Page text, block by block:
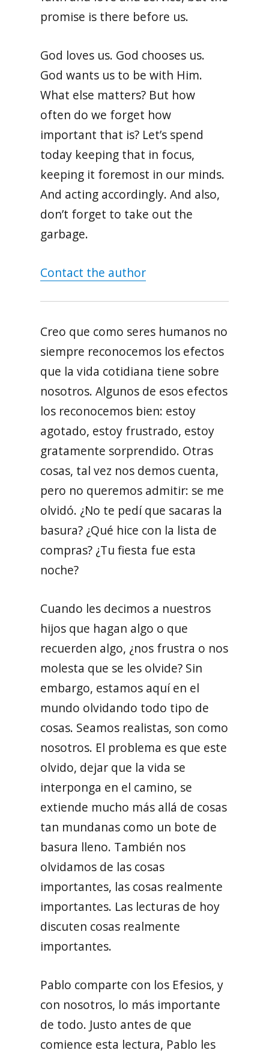
promise is there before us.
God loves us. God chooses us.
God wants us to be with Him.
What else matters? But how
often do we forget how
important that is? Let’s spend
today keeping that in focus,
keeping it foremost in our minds.
And acting accordingly. And also,
don’t forget to take out the
garbage.
Contact the author
Creo que como seres humanos no
siempre reconocemos los efectos
que la vida cotidiana tiene sobre
nosotros. Algunos de esos efectos
los reconocemos bien: estoy
agotado, estoy frustrado, estoy
gratamente sorprendido. Otras
cosas, tal vez nos demos cuenta,
pero no queremos admitir: se me
olvidó. ¿No te pedí que sacaras la
basura? ¿Qué hice con la lista de
compras? ¿Tu fiesta fue esta
noche?
Cuando les decimos a nuestros
hijos que hagan algo o que
recuerden algo, ¿nos frustra o nos
molesta que se les olvide? Sin
embargo, estamos aquí en el
mundo olvidando todo tipo de
cosas. Seamos realistas, son como
nosotros. El problema es que este
olvido, dejar que la vida se
interponga en el camino, se
extiende mucho más allá de cosas
tan mundanas como un bote de
basura lleno. También nos
olvidamos de las cosas
importantes, las cosas realmente
importantes. Las lecturas de hoy
discuten cosas realmente
importantes.
Pablo comparte con los Efesios, y
con nosotros, lo más importante
de todo. Justo antes de que
comience esta lectura, Pablo les